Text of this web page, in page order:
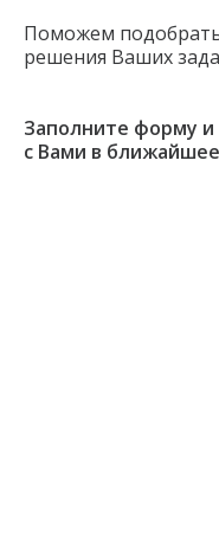
Поможем
решения Ваших
Заполните форму
с Вами в